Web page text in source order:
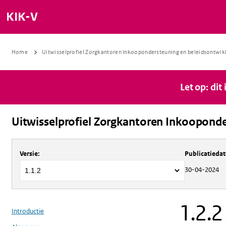
KIK-V
Home Uitwisselprofiel Zorgkantoren Inkoopondersteuning en
Let op: dit
Uitwisselprofiel Zorgkantoren
Over Uitwisselprofiel Zorgkantoren
Versie:
30-04-2024
Introductie